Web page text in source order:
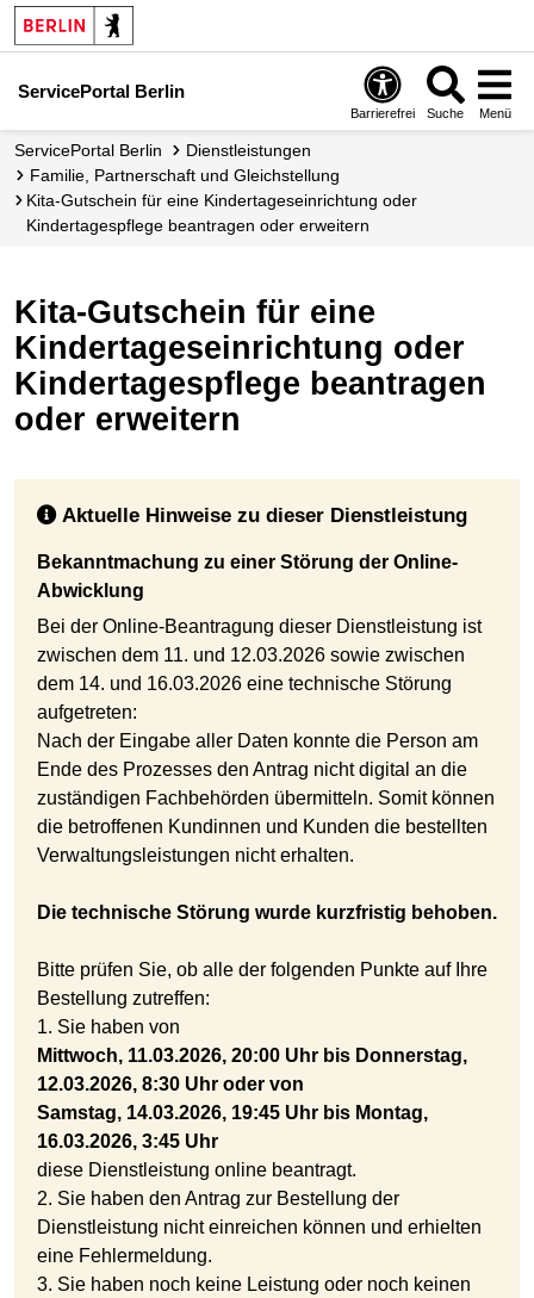
ServicePortal Berlin
Barrierefrei Suche Menü
ServicePortal Berlin
Dienstleistungen
Familie, Partnerschaft und Gleichstellung
Kita-Gutschein für eine Kindertageseinrichtung oder
Kindertagespflege beantragen oder erweitern
Kita-Gutschein für eine
Kindertageseinrichtung oder
Kindertagespflege beantragen
oder erweitern
Aktuelle Hinweise zu dieser Dienstleistung
Bekanntmachung zu einer Störung der Online-
Abwicklung
Bei der Online-Beantragung dieser Dienstleistung ist
zwischen dem 11. und 12.03.2026 sowie zwischen
dem 14. und 16.03.2026 eine technische Störung
aufgetreten:
Nach der Eingabe aller Daten konnte die Person am
Ende des Prozesses den Antrag nicht digital an die
zuständigen Fachbehörden übermitteln. Somit können
die betroffenen Kundinnen und Kunden die bestellten
Verwaltungsleistungen nicht erhalten.
Die technische Störung wurde kurzfristig behoben.
Bitte prüfen Sie, ob alle der folgenden Punkte auf Ihre
Bestellung zutreffen:
1. Sie haben von
Mittwoch, 11.03.2026, 20:00 Uhr bis Donnerstag,
12.03.2026, 8:30 Uhr oder von
Samstag, 14.03.2026, 19:45 Uhr bis Montag,
16.03.2026, 3:45 Uhr
diese Dienstleistung online beantragt.
2. Sie haben den Antrag zur Bestellung der
Dienstleistung nicht einreichen können und erhielten
eine Fehlermeldung.
3. Sie haben noch keine Leistung oder noch keinen